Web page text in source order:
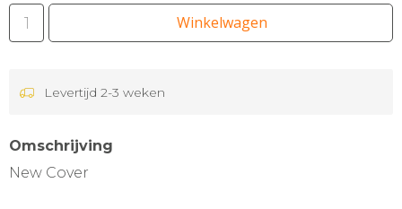
Winkelwagen
Levertijd 2-3 weken
Omschrijving
New Cover